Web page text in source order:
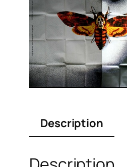
Description